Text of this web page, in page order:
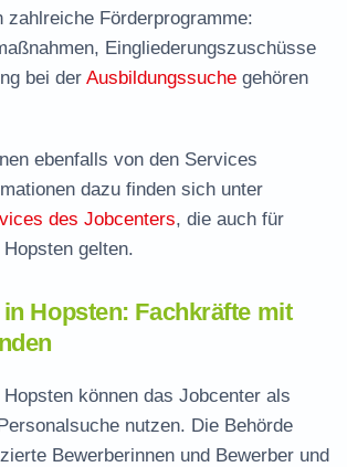
zahlreiche Förderprogramme:
Eingliederungszuschüsse
bei der Ausbildungssuche gehören
ebenfalls von den Services
dazu finden sich unter
des Jobcenters, die auch für
gelten.
Hopsten: Fachkräfte mit
können das Jobcenter als
nutzen. Die Behörde
Bewerberinnen und Bewerber und